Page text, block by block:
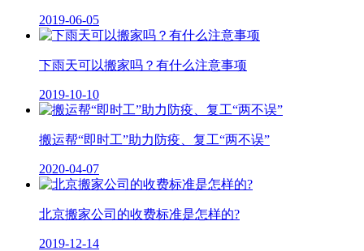
2019-06-05
下雨天可以搬家吗？有什么注意事项
2019-10-10
搬运帮“即时工”助力防疫、复工“两不误”
2020-04-07
北京搬家公司的收费标准是怎样的?
2019-12-14